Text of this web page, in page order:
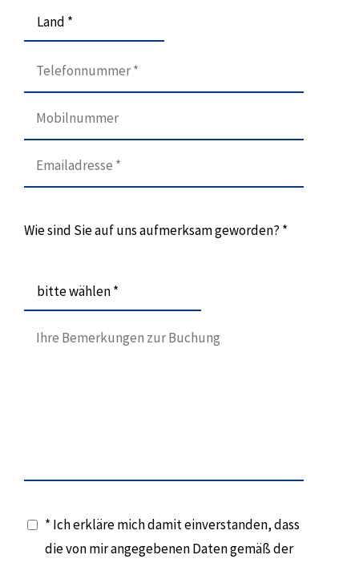
Land *
Wie sind Sie auf uns aufmerksam geworden? *
bitte wählen *
* Ich erkläre mich damit einverstanden, dass
die von mir angegebenen Daten gemäß der